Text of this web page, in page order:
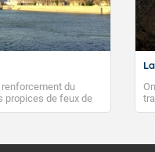
Températures
Vent faible de direction
Pour mardi matin.
Beau temps ensoleillé.
du
propices de feux de
Quelles sont ses
80 à 100 km/h
à